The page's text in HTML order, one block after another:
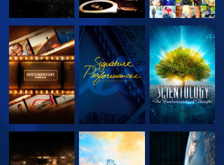
UTFORSKA
SERIEN
TITTA
UTFORSKA
SERIEN
UTFORSKA
UTFORSKA
TITTA